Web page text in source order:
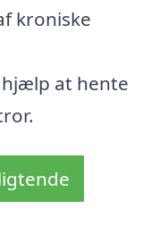
kroniske
at hente